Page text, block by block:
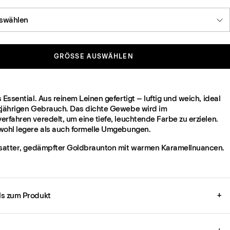
GRÖSSE AUSWÄHLEN
Essential. Aus reinem Leinen gefertigt – luftig und weich, ideal
Gebrauch. Das dichte Gewebe wird im
veredelt, um eine tiefe, leuchtende Farbe zu erzielen.
legere als auch formelle Umgebungen.
gedämpfter Goldbraunton mit warmen Karamellnuancen.
zum Produkt +